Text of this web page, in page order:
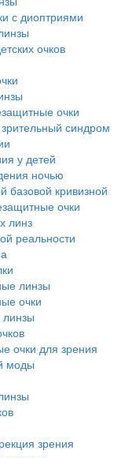
с диоптриями
очков
очки
синдром
у детей
ночью
базовой кривизной
очки
линз
реальности
линзы
очки
линзы
очки для зрения
моды
зрения